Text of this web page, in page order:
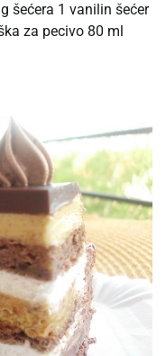
šećera 1 vanilin šećer
za pecivo 80 ml